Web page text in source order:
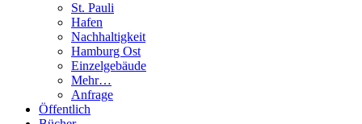
St. Pauli
Hafen
Nachhaltigkeit
Hamburg Ost
Einzelgebäude
Mehr…
Anfrage
Öffentlich